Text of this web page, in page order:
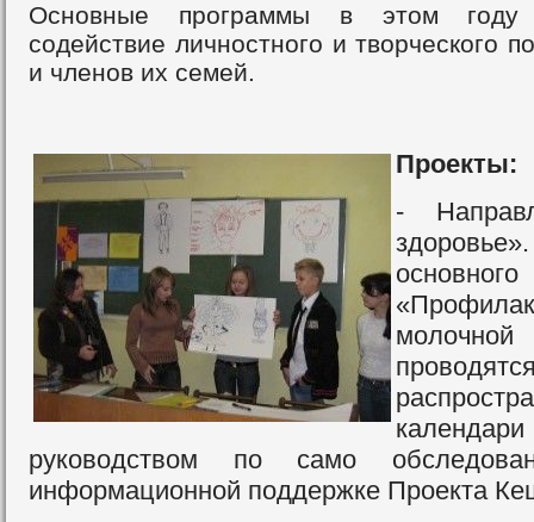
Основные программы в этом году
содействие личностного и творческого
и членов их семей.
Проекты:
-
руководством по само
информационной поддержке Проекта